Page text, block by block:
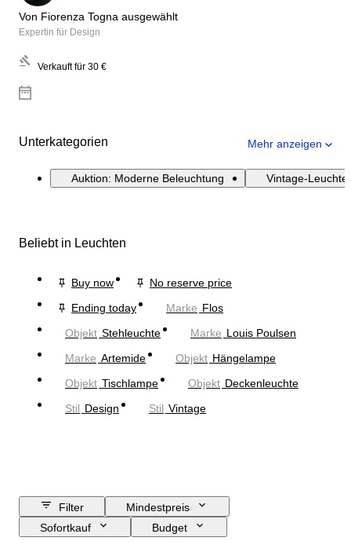
Von Fiorenza Togna ausgewählt
Expertin für Design
Verkauft für 30 €
Unterkategorien Mehr anzeigen
Auktion: Moderne Beleuchtung Vintage-
Beliebt in Leuchten
Buy now
No reserve price
Ending today
Marke Flos
Objekt Stehleuchte Marke Louis Poulsen
Marke Artemide Objekt Hängelampe
Objekt Tischlampe Objekt Deckenleuchte
Stil Design Stil Vintage
Filter
Mindestpreis
Sofortkauf
Budget